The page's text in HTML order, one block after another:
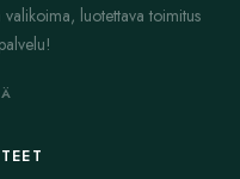
luotettava toimitus